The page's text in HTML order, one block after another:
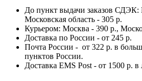
До пункт выдачи заказов СДЭК:
Московская область - 305 р.
Курьером: Москва - 390 р.,
Доставка по России - от 245 р.
Почта России - от 322 р. в
пунктов России.
Доставка EMS Post - от 1500 р.